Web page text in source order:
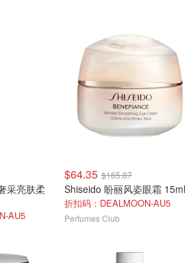
采亮肤柔
AU5
$64.35 $165.87
Shiseido 盼丽风姿眼霜 15ml
折扣码：DEALMOON-AU5
Perfumes Club